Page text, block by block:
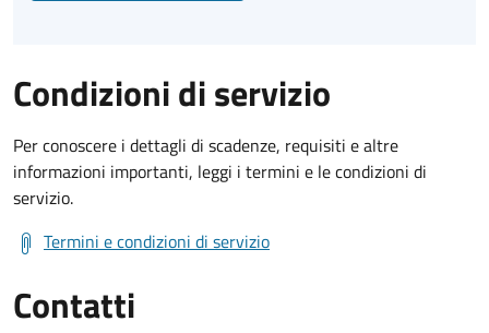
Condizioni di servizio
Per conoscere i dettagli di scadenze, requisiti e altre
informazioni importanti, leggi i termini e le condizioni di
servizio.
Termini e condizioni di servizio
Contatti